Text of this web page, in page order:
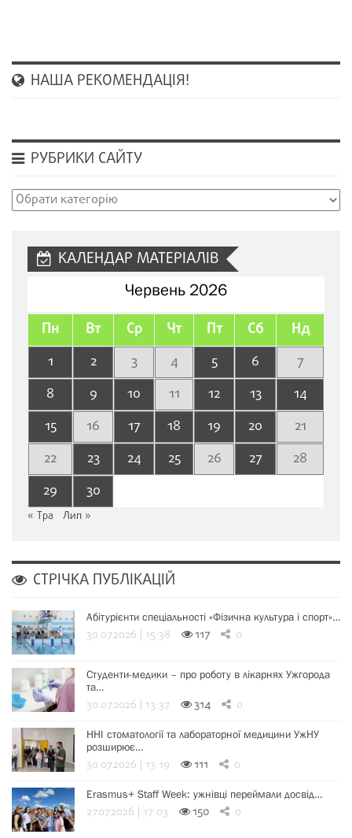
НАША РЕКОМЕНДАЦІЯ!
РУБРИКИ САЙТУ
Рубрики
КАЛЕНДАР МАТЕРІАЛІВ
Червень 2026
Пн Вт Ср Чт Пт Сб Нд
1 2 3 4 5 6
7
8
9 10 11 12 13
14
15
16 17 18 19 20
21
22
23 24 25 26 27
28
29
30
« Тра Лип »
СТРІЧКА ПУБЛІКАЦІЙ
Абітурієнти спеціальності «Фізична культура і спорт»…
30.07.2026 | 15:38 117 0
Студенти-медики – про роботу в лікарнях Ужгорода
та…
30.07.2026 | 13:37 314 0
ННІ стоматології та лабораторної медицини УжНУ
розширює…
30.07.2026 | 13:19 111 0
Erasmus+ Staff Week: ужнівці переймали досвід…
27.07.2026 | 17:03 150 0